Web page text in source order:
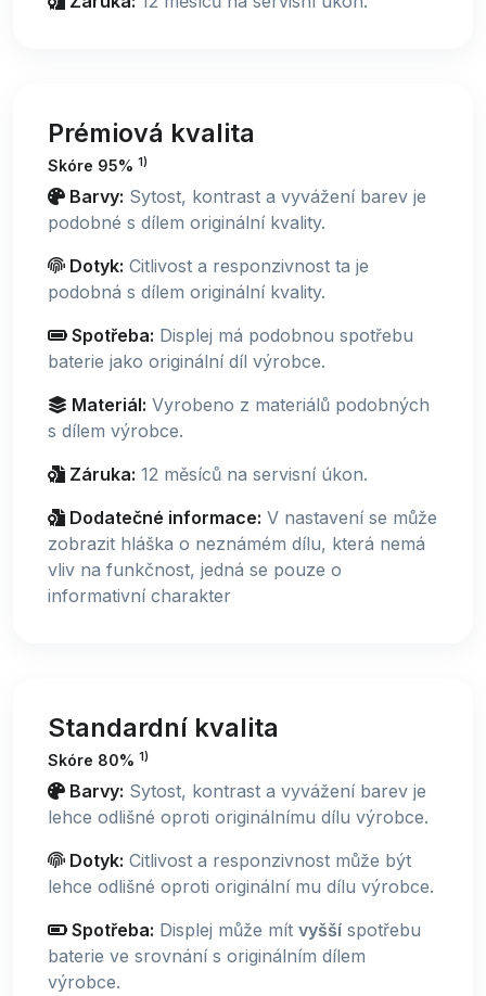
Prémiová kvalita
Skóre 95% 1)
Barvy: Sytost, kontrast a vyvážení barev je
podobné s dílem originální kvality.
Dotyk: Citlivost a responzivnost ta je
podobná s dílem originální kvality.
Spotřeba: Displej má podobnou spotřebu
baterie jako originální díl výrobce.
Materiál: Vyrobeno z materiálů podobných
s dílem výrobce.
Záruka: 12 měsíců na servisní úkon.
Dodatečné informace: V nastavení se může
zobrazit hláška o neznámém dílu, která nemá
vliv na funkčnost, jedná se pouze o
informativní charakter
Standardní kvalita
Skóre 80% 1)
Barvy: Sytost, kontrast a vyvážení barev je
lehce odlišné oproti originálnímu dílu výrobce.
Dotyk: Citlivost a responzivnost může být
lehce odlišné oproti originální mu dílu výrobce.
Spotřeba: Displej může mít vyšší spotřebu
baterie ve srovnání s originálním dílem
výrobce.